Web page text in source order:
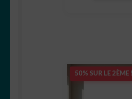
50% SUR LE 2ÈME